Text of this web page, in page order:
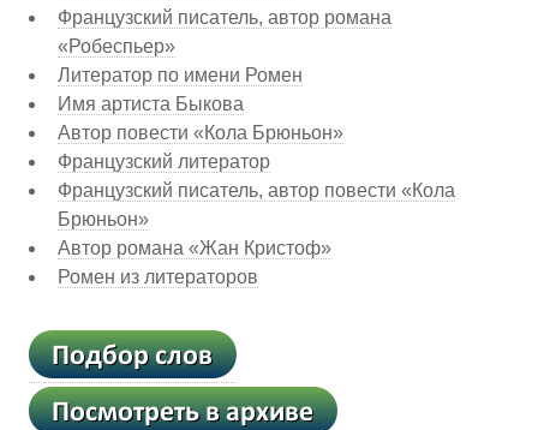
Французский писатель, автор романа
«Робеспьер»
Литератор по имени Ромен
Имя артиста Быкова
Автор повести «Кола Брюньон»
Французский литератор
Французский писатель, автор повести «Кола
Брюньон»
Автор романа «Жан Кристоф»
Ромен из литераторов